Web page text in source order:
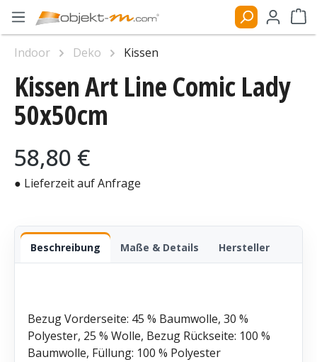
Zum Hauptinhalt springen
Kissen Art Line Comic Lady
50x50cm
Regulärer Preis:
58,80 €
● Lieferzeit auf Anfrage
Beschreibung Maße & Details Hersteller
Bezug Vorderseite: 45 % Baumwolle, 30 %
Polyester, 25 % Wolle, Bezug Rückseite: 100 %
Baumwolle, Füllung: 100 % Polyester
Indoor Deko
Kissen
Bildergalerie überspringen